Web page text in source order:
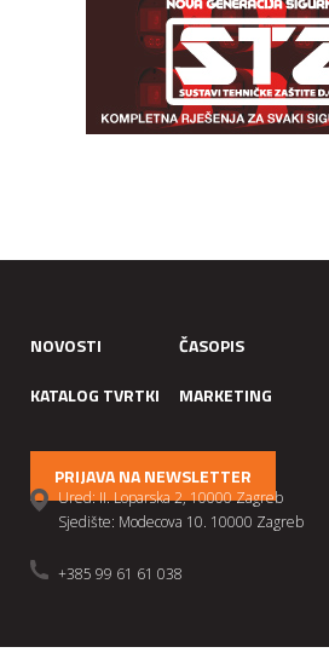
NOVOSTI ČASOPIS
KATALOG TVRTKI
MARKETING
PRIJAVA NA NEWSLETTER
Ured: II. Loparska 2, 10000 Zagreb
Sjedište: Modecova 10. 10000 Zagreb
+385 99 61 61 038